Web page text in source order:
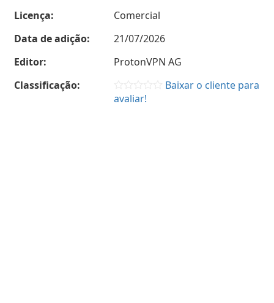
Licença:
Comercial
Data de adição:
21/07/2026
Editor:
ProtonVPN AG
Classificação:
Baixar o cliente para
avaliar!